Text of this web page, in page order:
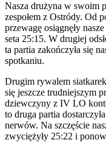
Nasza drużyna w swoim
zespołem z Ostródy. Od
przewagę osiągnęły
seta 25:15. W drugiej
ta partia zakończyła się
spotkaniu.
Drugim rywalem
się jeszcze trudniejszym
dziewczyny z IV LO
to druga partia
nerwów. Na szczęście
zwyciężyły 25:22 i